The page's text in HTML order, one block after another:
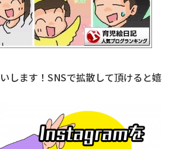
します！SNSで拡散して頂けると嬉